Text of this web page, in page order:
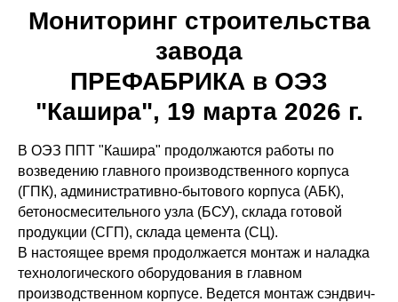
Мониторинг строительства
завода
ПРЕФАБРИКА в ОЭЗ
"Кашира", 19 марта 2026 г.
В ОЭЗ ППТ "Кашира" продолжаются работы по
возведению главного производственного корпуса
(ГПК), административно-бытового корпуса (АБК),
бетоносмесительного узла (БСУ), склада готовой
продукции (СГП), склада цемента (СЦ).
В настоящее время продолжается монтаж и наладка
технологического оборудования в главном
производственном корпусе. Ведется монтаж сэндвич-